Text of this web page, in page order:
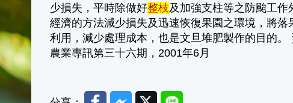
少損失，平時除做好整枝及加強支柱等之防颱工
經濟的方法減少損失及迅速恢復果園之環境，將
利用，減少處理成本，也是文旦堆肥製作的目的
農業專訊第三十六期，2001年6月
FacebookMessenger
TwitterLine